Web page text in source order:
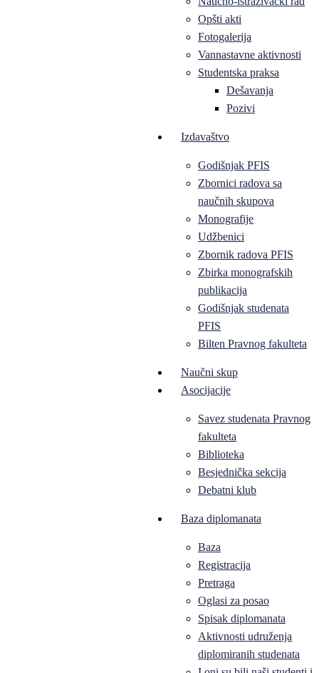
Opšti akti
Fotogalerija
Vannastavne aktivnosti
Studentska praksa
Dešavanja
Pozivi
Izdavaštvo
Godišnjak PFIS
Zbornici radova sa
naučnih skupova
Monografije
Udžbenici
Zbornik radova PFIS
Zbirka monografskih
publikacija
Godišnjak studenata
PFIS
Bilten Pravnog fakulteta
Naučni skup
Asocijacije
Savez studenata Pravnog
fakulteta
Biblioteka
Besjednička sekcija
Debatni klub
Baza diplomanata
Baza
Registracija
Pretraga
Oglasi za posao
Spisak diplomanata
Aktivnosti udruženja
diplomiranih studenata